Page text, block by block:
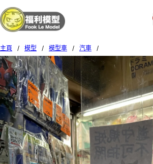
主頁 / 模型 / 模型車 / 汽車
/
Fujimi 1/24 ID-96 Nissan Sileighty S13+RS13 046396